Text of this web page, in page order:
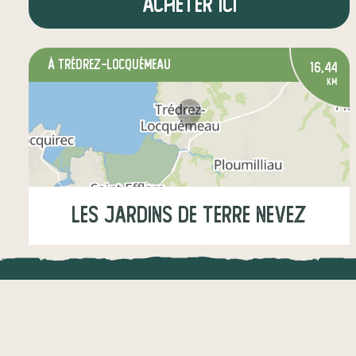
à Trédrez-Locquémeau 16,44
km
Les Jardins de Terre Nevez
Lundi16:30-23:00
Jeudi 16:30-23:00